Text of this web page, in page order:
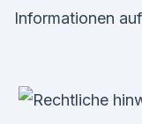
Informationen